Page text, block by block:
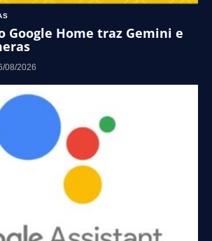
Google Home traz Gemini e
08/2026